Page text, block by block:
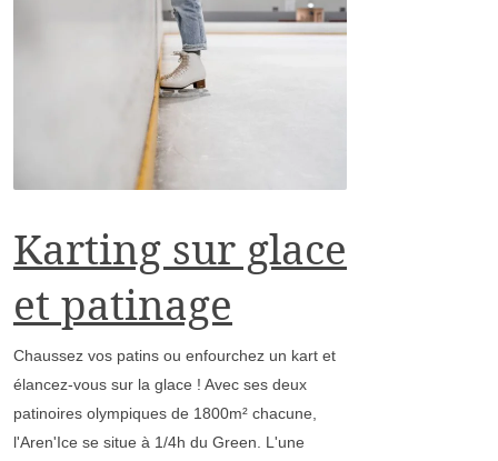
Karting sur glace
et patinage
Chaussez vos patins ou enfourchez un kart et
élancez-vous sur la glace ! Avec ses deux
patinoires olympiques de 1800m² chacune,
l'Aren'Ice se situe à 1/4h du Green. L'une